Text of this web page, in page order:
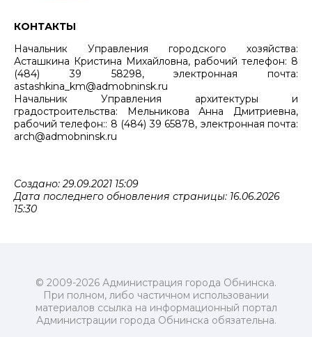
КОНТАКТЫ
Начальник Управления городского хозяйства:
Асташкина Кристина Михайловна, рабочий телефон: 8
(484) 39 58298, электронная почта:
astashkina_km@admobninsk.ru
Начальник Управления архитектуры и
градостроительства: Мельникова Анна Дмитриевна,
рабочий телефон:: 8 (484) 39 65878, электронная почта:
arch@admobninsk.ru
Создано: 29.09.2021 15:09
Дата последнего обновления страницы: 16.06.2026
15:30
© 2009-2026 Администрация города Обнинска.
При полном, либо частичном использовании
материалов ссылка на информационный портал
Администрации города Обнинска обязательна.